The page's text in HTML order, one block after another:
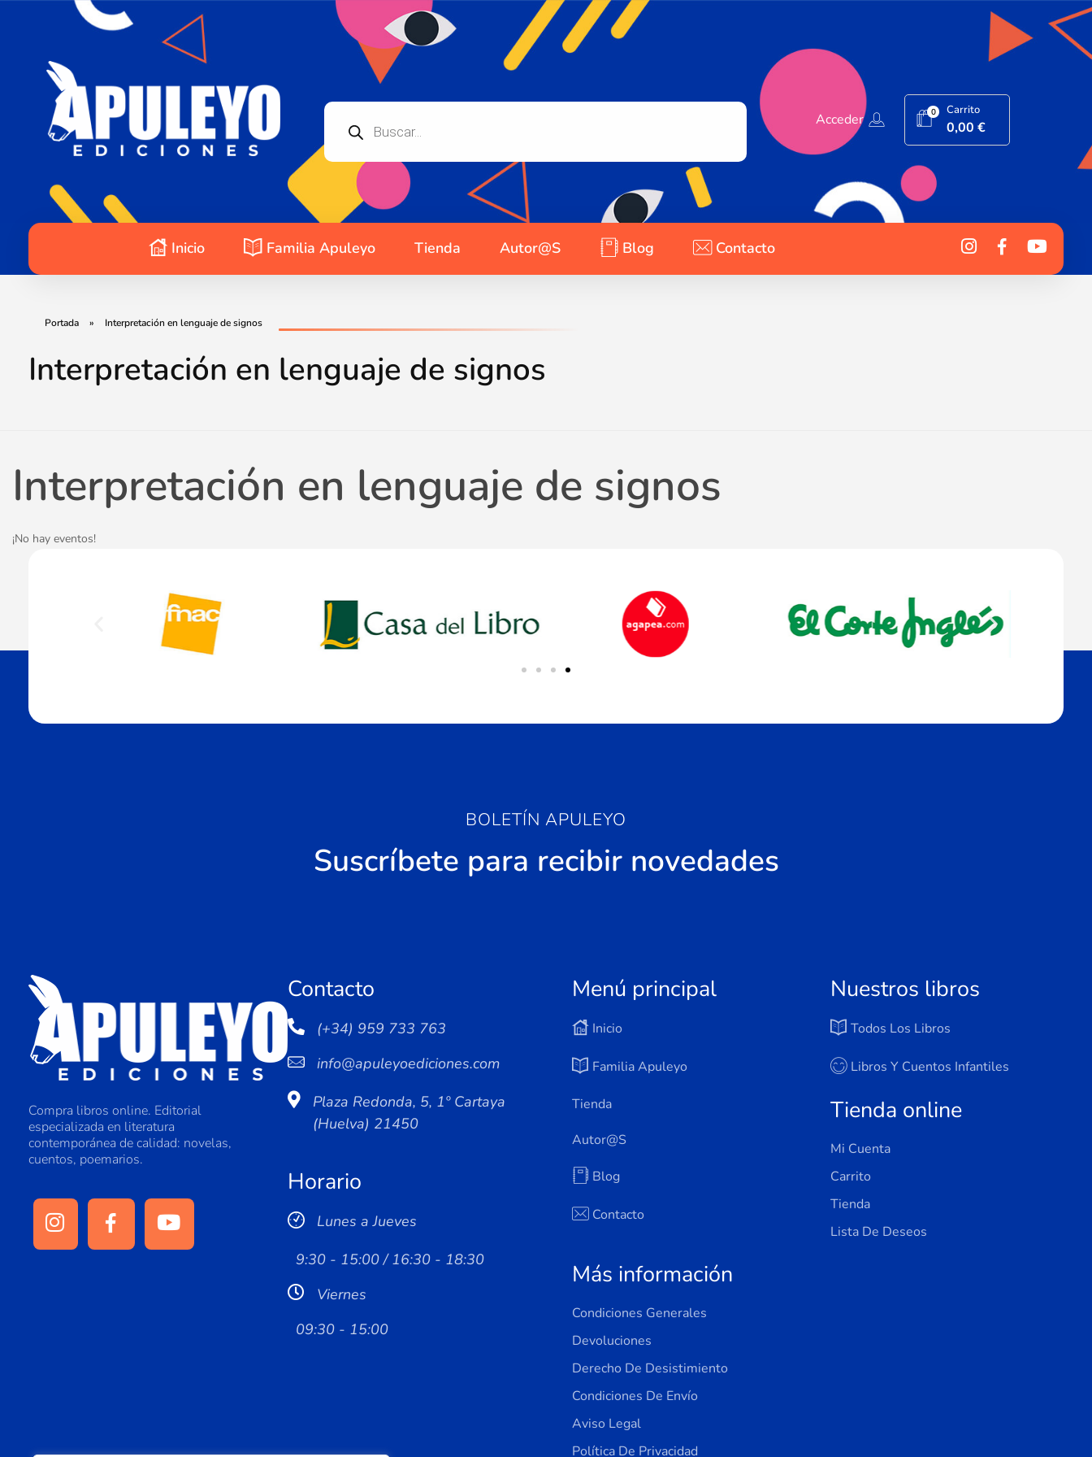
Acceder 0 Carrito
0,00€
Inicio Familia Apuleyo Tienda Autor@s Blog Contacto
Portada » Interpretación en lenguaje de signos
Interpretación en lenguaje de signos
Interpretación en lenguaje de signos
¡No hay eventos!
BOLETÍN APULEYO
Suscríbete para recibir novedades
Compra libros online. Editorial
especializada en literatura
contemporánea de calidad: novelas,
cuentos, poemarios.
Contacto
(+34) 959 733 763
info@apuleyoediciones.com
Plaza Redonda, 5, 1º Cartaya
(Huelva) 21450
Horario
Lunes a Jueves
9:30 - 15:00 / 16:30 - 18:30
Viernes
09:30 - 15:00
Menú principal
Inicio
Familia Apuleyo
Tienda
Autor@s
Blog
Contacto
Más información
Condiciones Generales
Devoluciones
Derecho De Desistimiento
Condiciones De Envío
Aviso Legal
Política De Privacidad
Nuestros libros
Todos Los Libros
Libros Y Cuentos Infantiles
Tienda online
Mi Cuenta
Carrito
Tienda
Lista De Deseos